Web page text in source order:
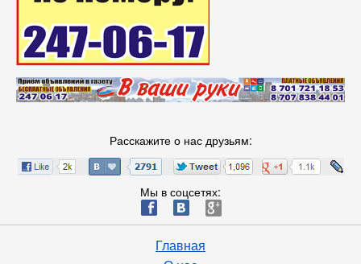
Расскажите о нас друзьям:
Мы в соцсетях:
ä æ è
Главная